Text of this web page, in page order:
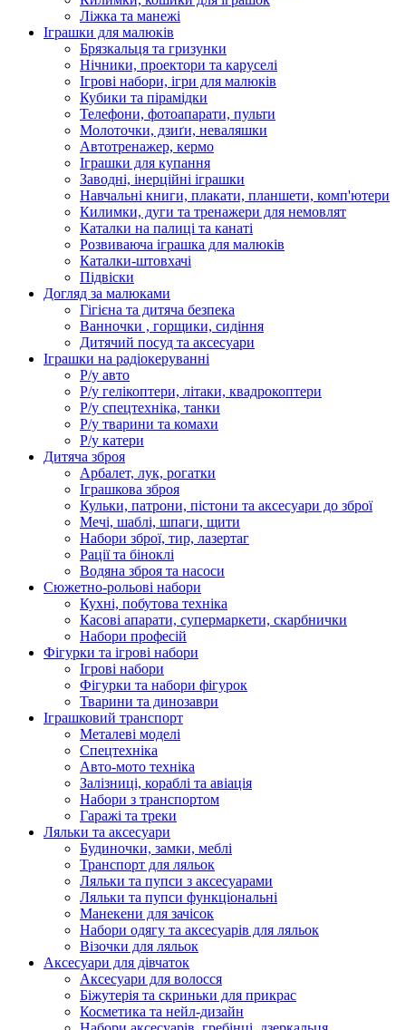
Ліжка та манежі
Іграшки для малюків
Брязкальця та гризунки
Нічники, проектори та каруселі
Ігрові набори, ігри для малюків
Кубики та пірамідки
Телефони, фотоапарати, пульти
Молоточки, дзиґи, неваляшки
Автотренажер, кермо
Іграшки для купання
Заводні, інерційні іграшки
Навчальні книги, плакати, планшети, комп'ютери
Килимки, дуги та тренажери для немовлят
Каталки на палиці та канаті
Розвиваюча іграшка для малюків
Каталки-штовхачі
Підвіски
Догляд за малюками
Гігієна та дитяча безпека
Ванночки , горщики, сидіння
Дитячий посуд та аксесуари
Іграшки на радіокеруванні
Р/у авто
Р/у гелікоптери, літаки, квадрокоптери
Р/у спецтехніка, танки
Р/у тварини та комахи
Р/у катери
Дитяча зброя
Арбалет, лук, рогатки
Іграшкова зброя
Кульки, патрони, пістони та аксесуари до зброї
Мечі, шаблі, шпаги, щити
Набори зброї, тир, лазертаг
Рації та біноклі
Водяна зброя та насоси
Сюжетно-рольові набори
Кухні, побутова техніка
Касові апарати, супермаркети, скарбнички
Набори професій
Фігурки та ігрові набори
Ігрові набори
Фігурки та набори фігурок
Тварини та динозаври
Іграшковий транспорт
Металеві моделі
Спецтехніка
Авто-мото техніка
Залізниці, кораблі та авіація
Набори з транспортом
Гаражі та треки
Ляльки та аксесуари
Будиночки, замки, меблі
Транспорт для ляльок
Ляльки та пупси з аксесуарами
Ляльки та пупси функціональні
Манекени для зачісок
Набори одягу та аксесуарів для ляльок
Візочки для ляльок
Аксесуари для дівчаток
Аксесуари для волосся
Біжутерія та скриньки для прикрас
Косметика та нейл-дизайн